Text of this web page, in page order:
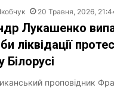
20 Травня, 2026,
Лукашенко
ліквідації
Білорусі
проповідник